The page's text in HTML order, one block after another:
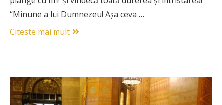
“Minune a lui Dumnezeu! Așa ceva …
Citeste mai mult